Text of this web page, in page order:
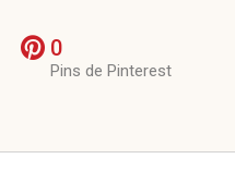
0
Pins de Pinterest